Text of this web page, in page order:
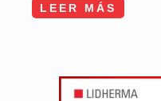
LEER MÁS